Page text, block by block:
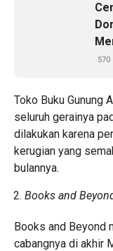
570
Toko Buku Gunung
seluruh gerainya
dilakukan karena
kerugian yang
bulannya.
Books and
Books and Beyond
cabangnya di akhir